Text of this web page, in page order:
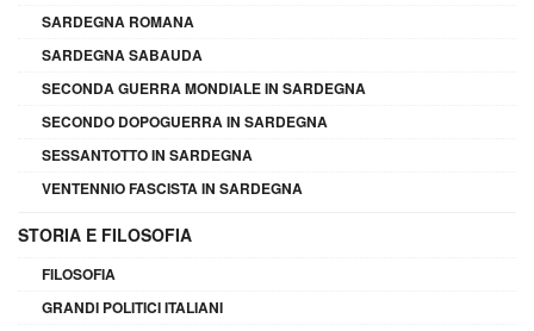
SARDEGNA ROMANA
SARDEGNA SABAUDA
SECONDA GUERRA MONDIALE IN SARDEGNA
SECONDO DOPOGUERRA IN SARDEGNA
SESSANTOTTO IN SARDEGNA
VENTENNIO FASCISTA IN SARDEGNA
STORIA E FILOSOFIA
FILOSOFIA
GRANDI POLITICI ITALIANI